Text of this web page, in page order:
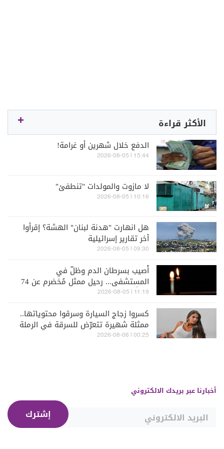
الأكثر قراءة
الدفع خلال شهرين أو غرامة!
15:44 | 2026-08-05
لا مازوت والمولدات "تنطفئ"
10:16 | 2026-08-05
هل انهارت "هدنة لبنان" الهشة؟ إقرأوا
آخر تقارير إسرائيلية
09:30 | 2026-08-05
أُصيب بسرطان الدم وظلّ في
المستشفى... رحيل ممثل مُخضرم عن 74
عاماً
11:19 | 2026-08-05
كسروا زجاج السيارة وسرقوا محتوياتها..
ممثلة شهيرة تتعرّض للسرقة في الرملة
البيضاء (فيديو)
00:25 | 2026-08-06
أخبارنا عبر بريدك الالكتروني
إشترك